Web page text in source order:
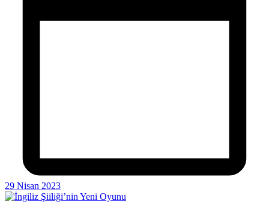
29 Nisan 2023